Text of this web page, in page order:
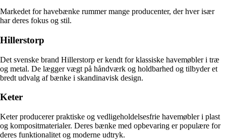
Markedet for havebænke rummer mange producenter, der hver især
har deres fokus og stil.
Hillerstorp
Det svenske brand Hillerstorp er kendt for klassiske havemøbler i træ
og metal. De lægger vægt på håndværk og holdbarhed og tilbyder et
bredt udvalg af bænke i skandinavisk design.
Keter
Keter producerer praktiske og vedligeholdelsesfrie havemøbler i plast
og kompositmaterialer. Deres bænke med opbevaring er populære for
deres funktionalitet og moderne udtryk.